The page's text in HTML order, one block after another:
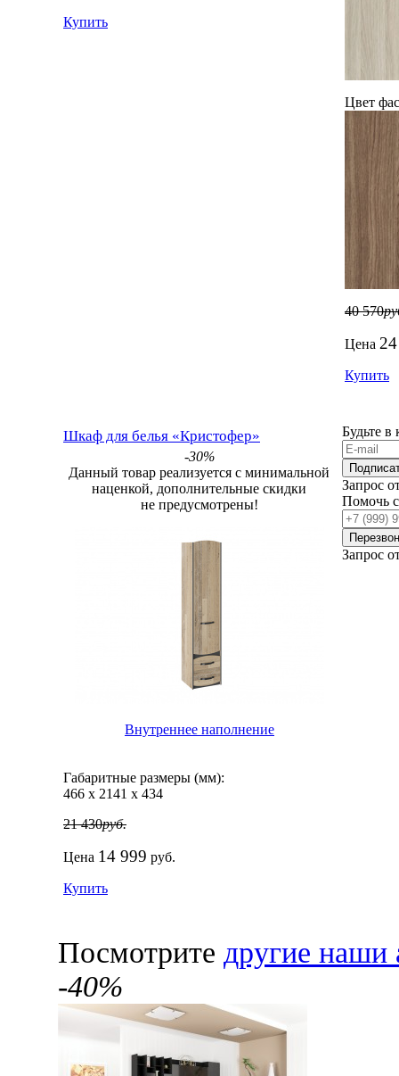
Купить
Цвет
40 570
Цена
Купить
Шкаф для белья «Кристофер»
-30%
Данный товар реализуется с минимальной
наценкой, дополнительные скидки
не предусмотрены!
Внутреннее наполнение
Габаритные размеры (мм):
466 х 2141 х 434
21 430руб.
Цена 14 999 руб.
Купить
Будьте в
Запрос
Помочь
Запрос
Посмотрите другие наши
-40%